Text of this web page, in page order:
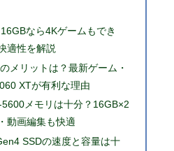
なら4Kゲームもでき
適性を解説
メリットは？最新ゲーム・
XTが有利な理由
メモリは十分？16GB×2
動画編集も快適
SSDの速度と容量は十